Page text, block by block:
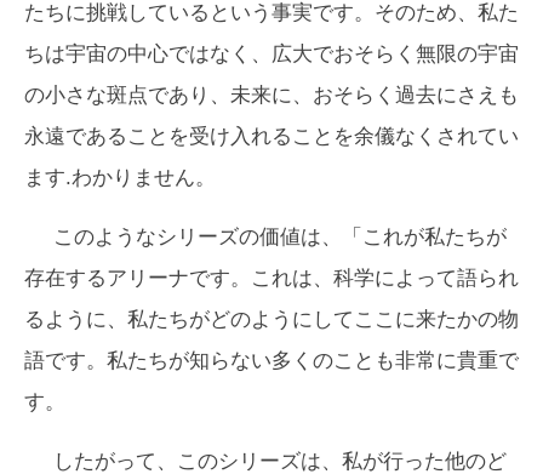
たちに挑戦しているという事実です。そのため、私た
ちは宇宙の中心ではなく、広大でおそらく無限の宇宙
の小さな斑点であり、未来に、おそらく過去にさえも
永遠であることを受け入れることを余儀なくされてい
ます.わかりません。
このようなシリーズの価値は、「これが私たちが
存在するアリーナです。これは、科学によって語られ
るように、私たちがどのようにしてここに来たかの物
語です。私たちが知らない多くのことも非常に貴重で
す。
したがって、このシリーズは、私が行った他のど